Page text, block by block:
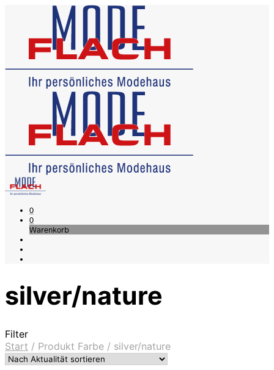
0
0
Warenkorb
silver/nature
Filter
Start / Produkt Farbe / silver/nature